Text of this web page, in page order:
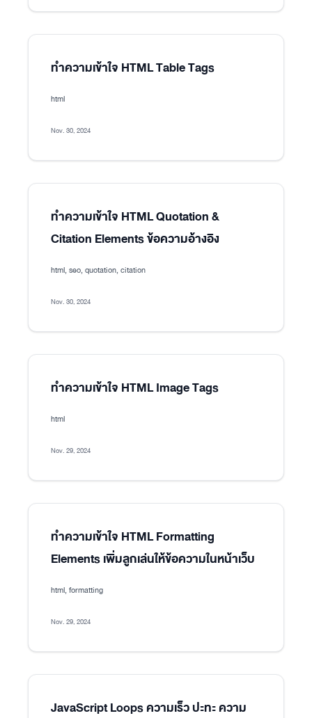
ทำความเข้าใจ HTML Table Tags
html
Nov. 30, 2024
ทำความเข้าใจ HTML Quotation &
Citation Elements ข้อความอ้างอิง
html, seo, quotation, citation
Nov. 30, 2024
ทำความเข้าใจ HTML Image Tags
html
Nov. 29, 2024
ทำความเข้าใจ HTML Formatting
Elements เพิ่มลูกเล่นให้ข้อความในหน้าเว็บ
html, formatting
Nov. 29, 2024
JavaScript Loops ความเร็ว ปะทะ ความ